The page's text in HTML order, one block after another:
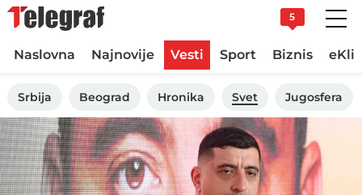
5
Naslovna Najnovije Vesti Sport Biznis
Srbija Beograd Hronika Svet Jugosfera